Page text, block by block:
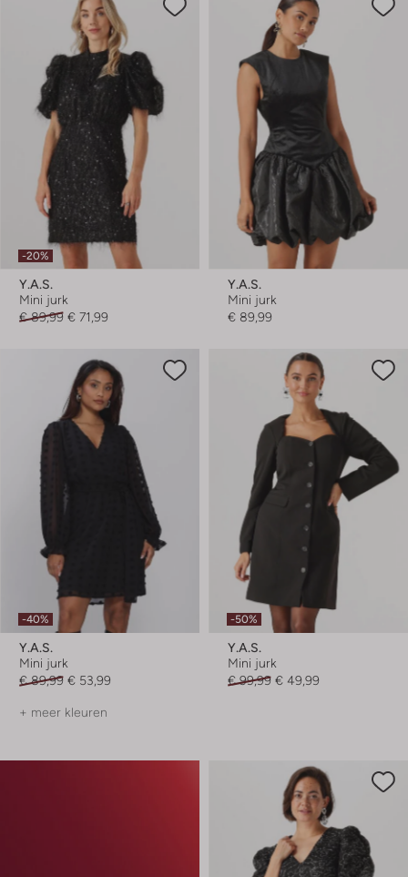
-20%
Y.a.s.
Mini jurk
€ 89,99 € 71,99
Y.a.s.
Mini jurk
€ 89,99
-40%
Y.a.s.
Mini jurk
€ 89,99 € 53,99
+ meer kleuren
-50%
Y.a.s.
Mini jurk
€ 99,99 € 49,99